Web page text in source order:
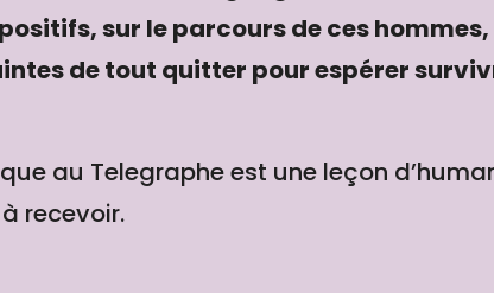
sur le parcours de ces hommes,
de tout quitter pour espérer
au Telegraphe est une leçon
recevoir.